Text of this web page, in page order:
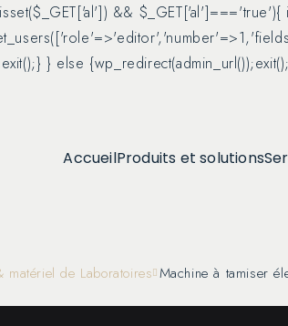
&&
} else
AccueilProduits et solutions
matériel de Laboratoires Machine à tamiser